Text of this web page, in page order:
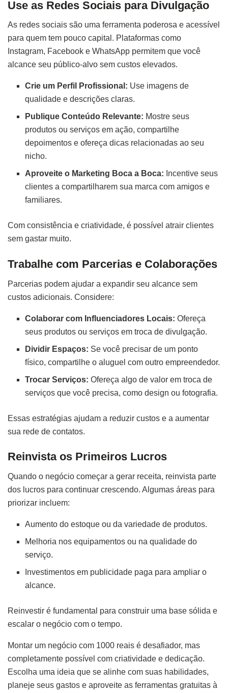
Use as Redes Sociais para Divulgação
As redes sociais são uma ferramenta poderosa e acessível
para quem tem pouco capital. Plataformas como
Instagram, Facebook e WhatsApp permitem que você
alcance seu público-alvo sem custos elevados.
Crie um Perfil Profissional: Use imagens de
qualidade e descrições claras.
Publique Conteúdo Relevante: Mostre seus
produtos ou serviços em ação, compartilhe
depoimentos e ofereça dicas relacionadas ao seu
nicho.
Aproveite o Marketing Boca a Boca: Incentive seus
clientes a compartilharem sua marca com amigos e
familiares.
Com consistência e criatividade, é possível atrair clientes
sem gastar muito.
Trabalhe com Parcerias e Colaborações
Parcerias podem ajudar a expandir seu alcance sem
custos adicionais. Considere:
Colaborar com Influenciadores Locais: Ofereça
seus produtos ou serviços em troca de divulgação.
Dividir Espaços: Se você precisar de um ponto
físico, compartilhe o aluguel com outro empreendedor.
Trocar Serviços: Ofereça algo de valor em troca de
serviços que você precisa, como design ou fotografia.
Essas estratégias ajudam a reduzir custos e a aumentar
sua rede de contatos.
Reinvista os Primeiros Lucros
Quando o negócio começar a gerar receita, reinvista parte
dos lucros para continuar crescendo. Algumas áreas para
priorizar incluem:
Aumento do estoque ou da variedade de produtos.
Melhoria nos equipamentos ou na qualidade do
serviço.
Investimentos em publicidade paga para ampliar o
alcance.
Reinvestir é fundamental para construir uma base sólida e
escalar o negócio com o tempo.
Montar um negócio com 1000 reais é desafiador, mas
completamente possível com criatividade e dedicação.
Escolha uma ideia que se alinhe com suas habilidades,
planeje seus gastos e aproveite as ferramentas gratuitas à